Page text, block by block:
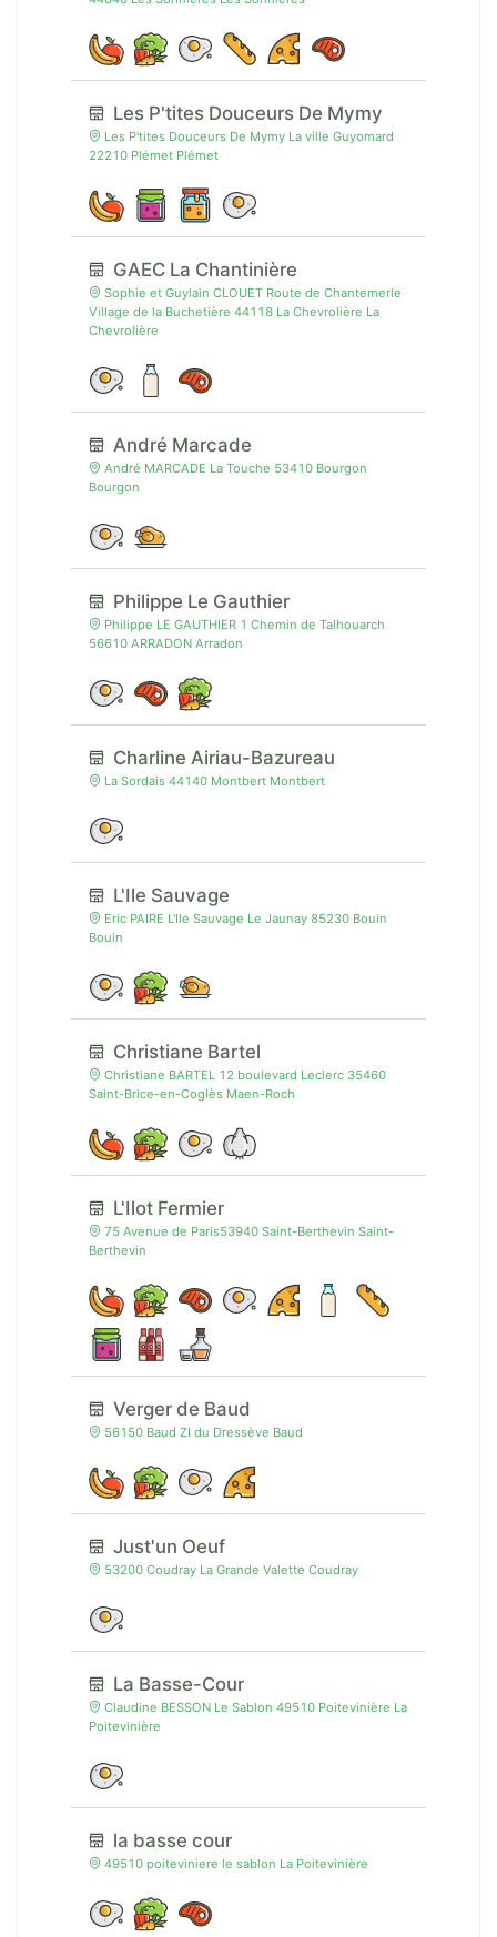
Les P'tites Douceurs De Mymy
Les P'tites Douceurs De Mymy La ville Guyomard
22210 Plémet Plémet
GAEC La Chantinière
Sophie et Guylain CLOUET Route de Chantemerle
Village de la Buchetière 44118 La Chevrolière La
Chevrolière
André Marcade
André MARCADE La Touche 53410 Bourgon
Bourgon
Philippe Le Gauthier
Philippe LE GAUTHIER 1 Chemin de Talhouarch
56610 ARRADON Arradon
Charline Airiau-Bazureau
La Sordais 44140 Montbert Montbert
L'Ile Sauvage
Eric PAIRE L'Ile Sauvage Le Jaunay 85230 Bouin
Bouin
Christiane Bartel
Christiane BARTEL 12 boulevard Leclerc 35460
Saint-Brice-en-Coglès Maen-Roch
L'Ilot Fermier
75 Avenue de Paris53940 Saint-Berthevin Saint-
Berthevin
Verger de Baud
56150 Baud ZI du Dressève Baud
Just'un Oeuf
53200 Coudray La Grande Valette Coudray
La Basse-Cour
Claudine BESSON Le Sablon 49510 Poitevinière La
Poitevinière
la basse cour
49510 poiteviniere le sablon La Poitevinière